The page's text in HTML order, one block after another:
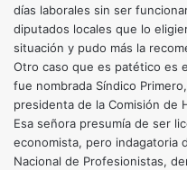
días laborales sin ser
diputados locales que lo
situación y pudo más la
Otro caso que es patético es
fue nombrada Síndico
presidenta de la Comisión de
Esa señora presumía de ser
economista, pero indagatoria
Nacional de Profesionistas,